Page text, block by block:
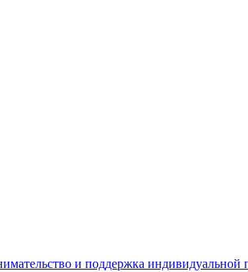
и поддержка